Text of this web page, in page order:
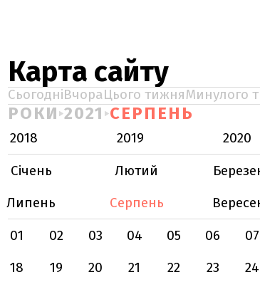
Карта сайту
СьогодніВчораЦього тижняМинулого
РОКИ 2021 СЕРПЕНЬ
2018 2019 2020
Січень
Лютий
Липень
Серпень
01
02 03 04 05 06 07
18
19 20 21 22 23 24